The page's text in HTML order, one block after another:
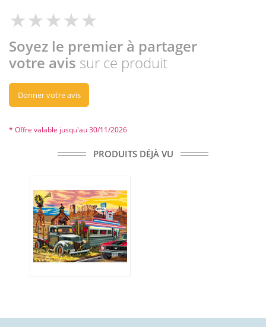
Soyez le premier à partager
votre avis sur ce produit
Donner votre avis
* Offre valable jusqu'au 30/11/2026
PRODUITS DÉJÀ VU